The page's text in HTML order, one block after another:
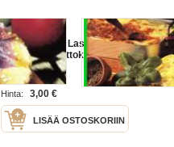
Pasta - Pizza - Lasagne -
italialainen keittokirja
Kotivinkki 1990
Hinta:
3,00 €
LISÄÄ OSTOSKORIIN